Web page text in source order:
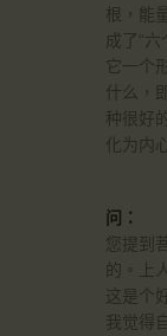
根，能
成了“
它一个
什么，
种很好
化为内
问：
您提到
的。上
这是个
我觉得